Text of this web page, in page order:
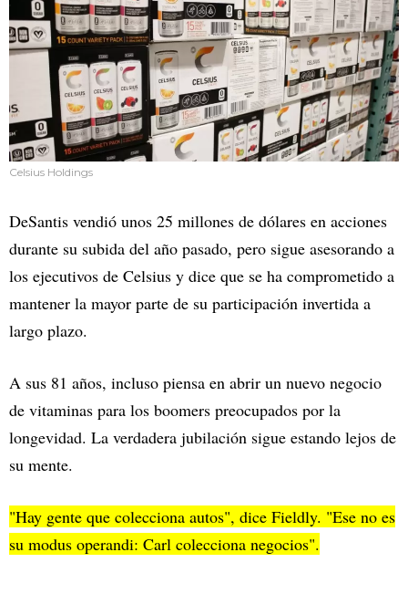
Celsius Holdings
DeSantis vendió unos 25 millones de dólares en acciones
durante su subida del año pasado, pero sigue asesorando a
los ejecutivos de Celsius y dice que se ha comprometido a
mantener la mayor parte de su participación invertida a
largo plazo.
A sus 81 años, incluso piensa en abrir un nuevo negocio
de vitaminas para los boomers preocupados por la
longevidad. La verdadera jubilación sigue estando lejos de
su mente.
"Hay gente que colecciona autos", dice Fieldly. "Ese no es
su modus operandi: Carl colecciona negocios".